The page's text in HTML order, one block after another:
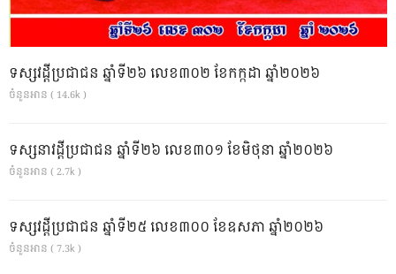
ទស្សវដ្តីប្រជាជន ឆ្នាំទី២៦ លេខ៣០២ ខែកក្កដា ឆ្នាំ២០២៦
ចំនួនអាន ( 14.6k )
ទស្សនាវដ្ដីប្រជាជន ឆ្នាំទី២៦ លេខ៣០១ ខែមិថុនា ឆ្នាំ២០២៦
ចំនួនអាន ( 2.7k )
ទស្សវដ្តីប្រជាជន ឆ្នាំទី២៥ លេខ៣០០ ខែឧសភា ឆ្នាំ២០២៦
ចំនួនអាន ( 7.3k )